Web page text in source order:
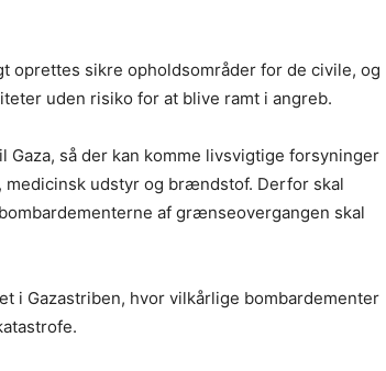
oprettes sikre opholdsområder for de civile, og
uden risiko for at blive ramt i angreb.
så der kan komme livsvigtige forsyninger
medicinsk udstyr og brændstof. Derfor skal
af grænseovergangen skal
i Gazastriben, hvor vilkårlige bombardementer